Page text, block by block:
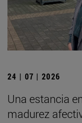
24 | 07 | 2026
Una estancia
madurez